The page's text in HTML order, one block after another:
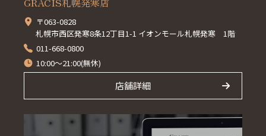
〒063-0828
札幌市西区発寒8条12丁目1-1 イオンモール札幌発寒 1階
011-668-0800
10:00～21:00(無休)
店舗詳細